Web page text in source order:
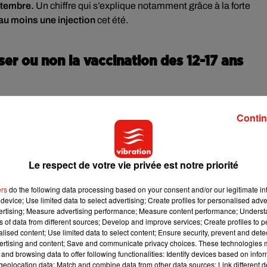
Un chiffre qui s’explique notamment grâce à la forte
moins une injectioncet été.
ou non la vaccination des 12-17 ans
collégiens et lycéens et l’Education nationale va prendre le
des documents sont remis aux familles pour autoriser ou non
d’Orléans-Tours, Katia Béguin. Les autorisations sont
chefs d’établissements de déterminer le nombre de
ans, eux, peuvent prendre seuls la décision.
où les élèves se rendront à pied ou en car suivant la
débuteraient dès la fin de semaine prochaine
, vers le 9 ou 10
A noter queseules des premières injectionsseront
vaccinal cet été,il ne faut pas annuler le rendez-vous déjà
Le respect de votre vie privée est notre priorité
do the following data processing based on your consent and/or our legitimate
Use limited data to select advertising; Create profiles for personalised
Measure advertising performance; Measure content performance;
of data from different sources; Develop and improve services; Create profiles to
content; Use limited data to select content; Ensure security, prevent and
and content; Save and communicate privacy choices. These technologies
browsing data to offer following functionalities: Identify devices based on
data; Match and combine data from other data sources; Link different